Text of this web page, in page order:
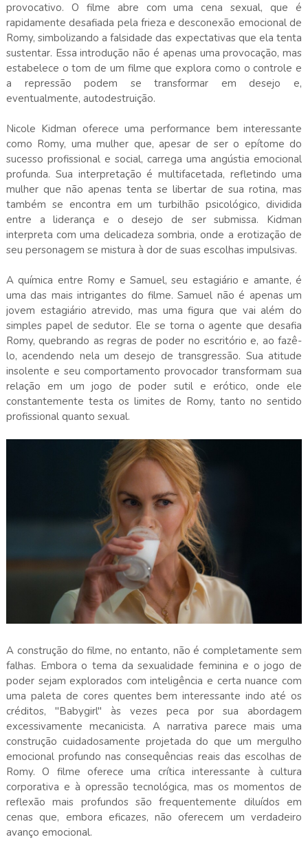
provocativo. O filme abre com uma cena sexual, que é
rapidamente desafiada pela frieza e desconexão emocional de
Romy, simbolizando a falsidade das expectativas que ela tenta
sustentar. Essa introdução não é apenas uma provocação, mas
estabelece o tom de um filme que explora como o controle e
a repressão podem se transformar em desejo e,
eventualmente, autodestruição.
Nicole Kidman oferece uma performance bem interessante
como Romy, uma mulher que, apesar de ser o epítome do
sucesso profissional e social, carrega uma angústia emocional
profunda. Sua interpretação é multifacetada, refletindo uma
mulher que não apenas tenta se libertar de sua rotina, mas
também se encontra em um turbilhão psicológico, dividida
entre a liderança e o desejo de ser submissa. Kidman
interpreta com uma delicadeza sombria, onde a erotização de
seu personagem se mistura à dor de suas escolhas impulsivas.
A química entre Romy e Samuel, seu estagiário e amante, é
uma das mais intrigantes do filme. Samuel não é apenas um
jovem estagiário atrevido, mas uma figura que vai além do
simples papel de sedutor. Ele se torna o agente que desafia
Romy, quebrando as regras de poder no escritório e, ao fazê-
lo, acendendo nela um desejo de transgressão. Sua atitude
insolente e seu comportamento provocador transformam sua
relação em um jogo de poder sutil e erótico, onde ele
constantemente testa os limites de Romy, tanto no sentido
profissional quanto sexual.
A construção do filme, no entanto, não é completamente sem
falhas. Embora o tema da sexualidade feminina e o jogo de
poder sejam explorados com inteligência e certa nuance com
uma paleta de cores quentes bem interessante indo até os
créditos, "Babygirl" às vezes peca por sua abordagem
excessivamente mecanicista. A narrativa parece mais uma
construção cuidadosamente projetada do que um mergulho
emocional profundo nas consequências reais das escolhas de
Romy. O filme oferece uma crítica interessante à cultura
corporativa e à opressão tecnológica, mas os momentos de
reflexão mais profundos são frequentemente diluídos em
cenas que, embora eficazes, não oferecem um verdadeiro
avanço emocional.